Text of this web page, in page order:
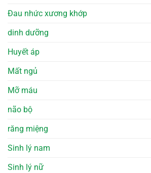
Đau nhức xương khớp
dinh dưỡng
Huyết áp
Mất ngủ
Mỡ máu
não bộ
răng miệng
Sinh lý nam
Sinh lý nữ